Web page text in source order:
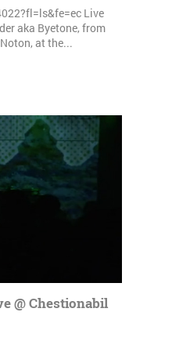
Live
aka Byetone, from
at the...
@ Chestionabil